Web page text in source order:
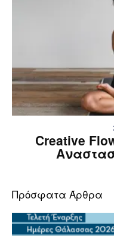
Creative
Πρόσφατα Άρθρα